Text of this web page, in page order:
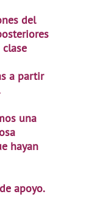
del
a partir
una
hayan
apoyo.